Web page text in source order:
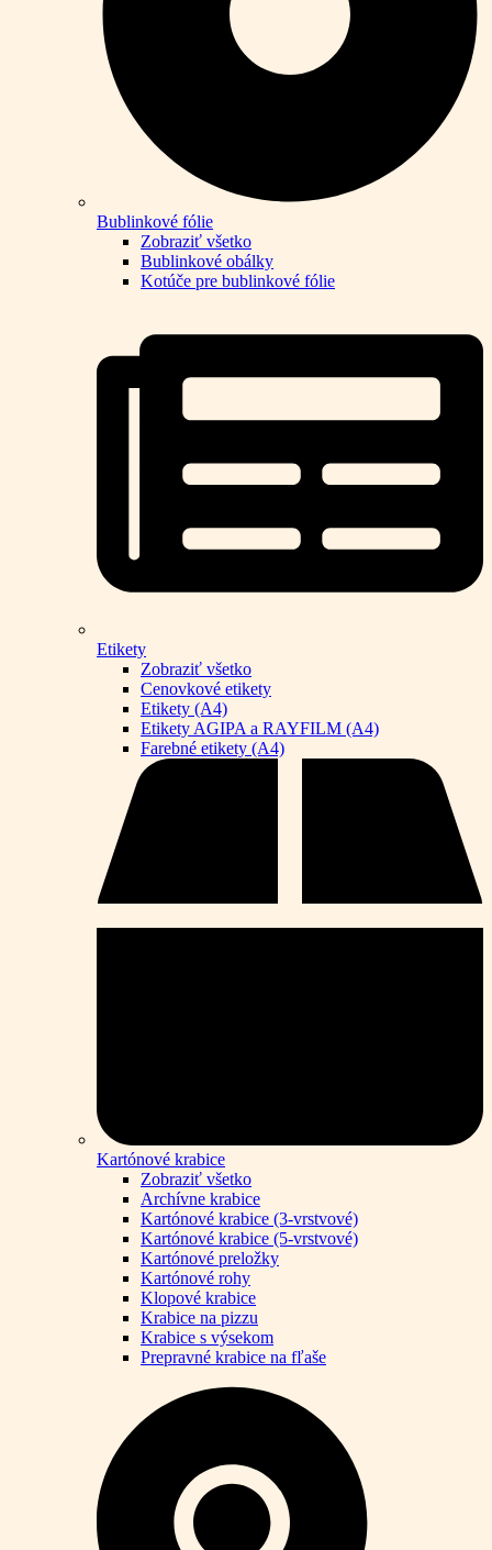
Bublinkové fólie
Zobraziť všetko
Bublinkové obálky
Kotúče pre bublinkové fólie
Etikety
Zobraziť všetko
Cenovkové etikety
Etikety (A4)
Etikety AGIPA a RAYFILM (A4)
Farebné etikety (A4)
Kartónové krabice
Zobraziť všetko
Archívne krabice
Kartónové krabice (3-vrstvové)
Kartónové krabice (5-vrstvové)
Kartónové preložky
Kartónové rohy
Klopové krabice
Krabice na pizzu
Krabice s výsekom
Prepravné krabice na fľaše